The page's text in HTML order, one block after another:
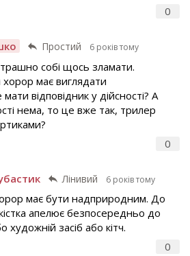
0
Простий 6 років тому
0
собі щось зламати.
має виглядати
відповідник у дійсності? А
нема, то це вже так, трилер
Лінивий 6 років тому
0
має бути надприродним. До
апелює безпосередньо до
засіб або кітч.